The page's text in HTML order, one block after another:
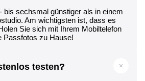
bis sechsmal günstiger als in einem
Am wichtigsten ist, dass es
Sie sich mit Ihrem Mobiltelefon
Passfotos zu Hause!
testen?